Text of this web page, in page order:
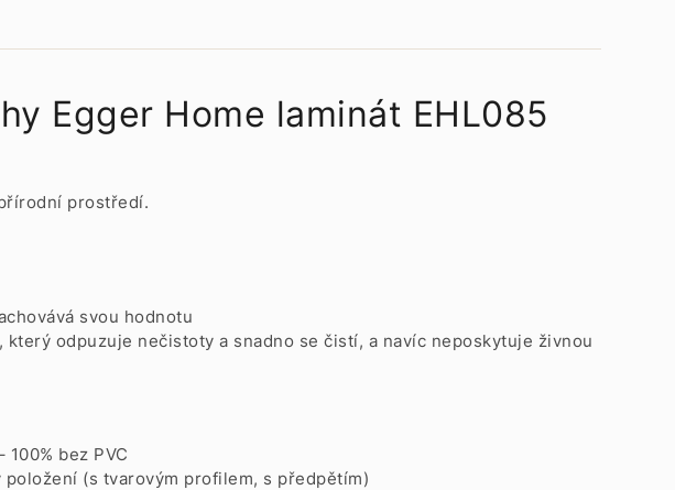
Egger Home laminát EHL085
prostředí.
svou hodnotu
odpuzuje nečistoty a snadno se čistí, a navíc neposkytuje živnou
bez PVC
(s tvarovým profilem, s předpětím)